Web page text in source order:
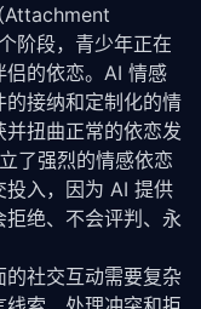
str) -> Dict:
绪类型和强度"""
"伤心" , "孤独" , "失落"
"紧张" , "担心",
"害怕"
怒", "烦躁", "不满"
因)
筛选）
self_reported_age
报年龄低于最低要求"
层）
] < self
件验证显示年龄低于最
Attachment
阶段，青少年正在
侣的依恋。AI 情感
的接纳和定制化的情
扭曲正常的依恋发
了强烈的情感依恋
投入，因为 AI 提供
绝、不会评判、永
社交互动需要复杂